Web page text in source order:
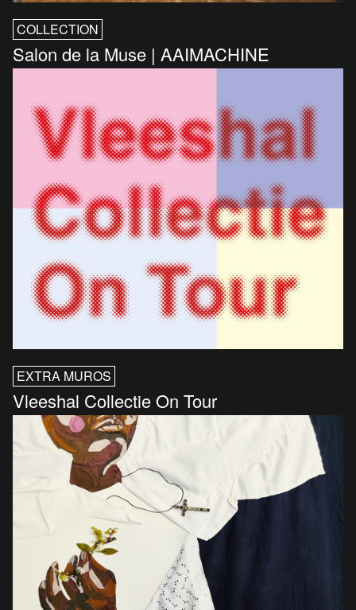
COLLECTION
Salon de la Muse | AAIMACHINE
EXTRA MUROS
Vleeshal Collectie On Tour